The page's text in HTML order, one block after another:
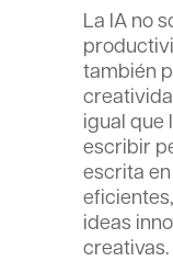
La IA no
también
igual que
escribir
escrita
ideas